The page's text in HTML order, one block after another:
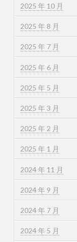
2025 年 10 月
2025 年 8 月
2025 年 7 月
2025 年 6 月
2025 年 5 月
2025 年 3 月
2025 年 2 月
2025 年 1 月
2024 年 11 月
2024 年 9 月
2024 年 7 月
2024 年 5 月